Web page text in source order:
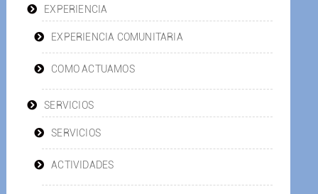
EXPERIENCIA
EXPERIENCIA COMUNITARIA
COMO ACTUAMOS
SERVICIOS
SERVICIOS
ACTIVIDADES